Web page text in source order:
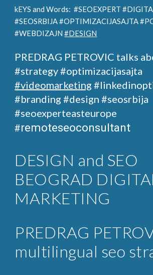
kEYS and Words: #SEOEXPERT
#SEOSRBIJA #OPTIMIZACIJASAJTA
#WEBDIZAJN#DESIGN
PREDRAG PETROVIC talks
#strategy #optimizacijasajta
#videomarketing
#branding #design#seosrbija
#seoexperteasteurope
#remoteseoconsultant
DESIGN and SEO
BEOGRAD
MARKETING
PREDRAG
multilingual seo